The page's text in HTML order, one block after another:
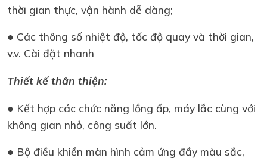
thời gian thực, vận hành dễ dàng;
● Các thông số nhiệt độ, tốc độ quay và thời gian,
v.v. Cài đặt nhanh
Thiết kế thân thiện:
● Kết hợp các chức năng lồng ấp, máy lắc cùng với
không gian nhỏ, công suất lớn.
● Bộ điều khiển màn hình cảm ứng đầy màu sắc,